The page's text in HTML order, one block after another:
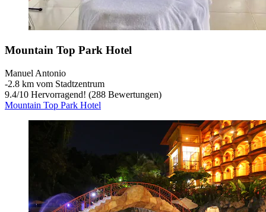
Mountain Top Park Hotel
Manuel Antonio
‐2.8 km vom Stadtzentrum
9.4/10 Hervorragend! (288 Bewertungen)
Mountain Top Park Hotel